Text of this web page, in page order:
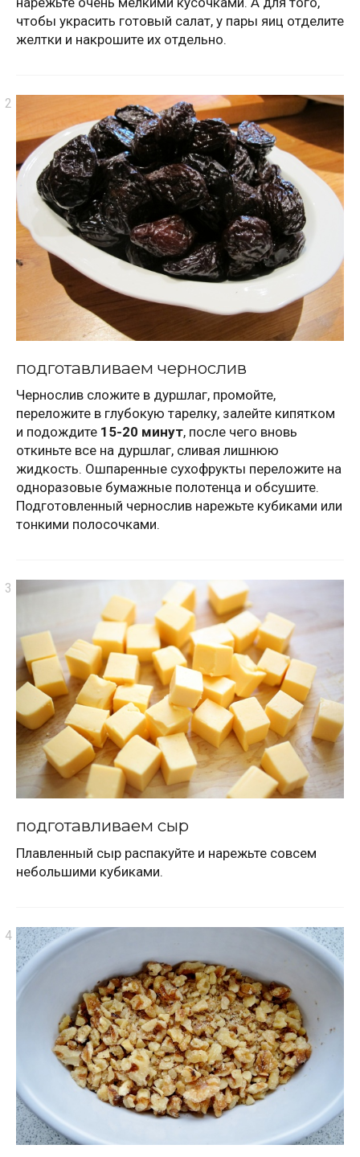
чтобы украсить готовый салат, у пары яиц отделите
желтки и накрошите их отдельно.
подготавливаем чернослив
Чернослив сложите в дуршлаг, промойте,
переложите в глубокую тарелку, залейте кипятком
и подождите 15-20 минут, после чего вновь
откиньте все на дуршлаг, сливая лишнюю
жидкость. Ошпаренные сухофрукты переложите на
одноразовые бумажные полотенца и обсушите.
Подготовленный чернослив нарежьте кубиками или
тонкими полосочками.
подготавливаем сыр
Плавленный сыр распакуйте и нарежьте совсем
небольшими кубиками.